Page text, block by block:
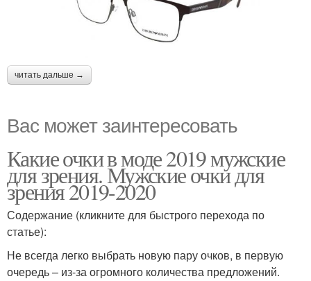
читать дальше →
Вас может заинтересовать
Какие очки в моде 2019 мужские
для зрения. Мужские очки для
зрения 2019-2020
Содержание (кликните для быстрого перехода по
статье):
Не всегда легко выбрать новую пару очков, в первую
очередь – из-за огромного количества предложений.